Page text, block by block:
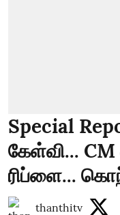
Special
கேள்வி...
ரிப்ளை...
thanthitv